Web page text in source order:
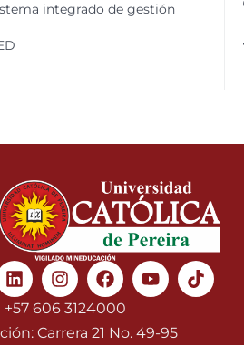
integrado de gestión
LinkedinInstagram
Facebook
Youtube
+57 606 3124000
Carrera 21 No. 49-95